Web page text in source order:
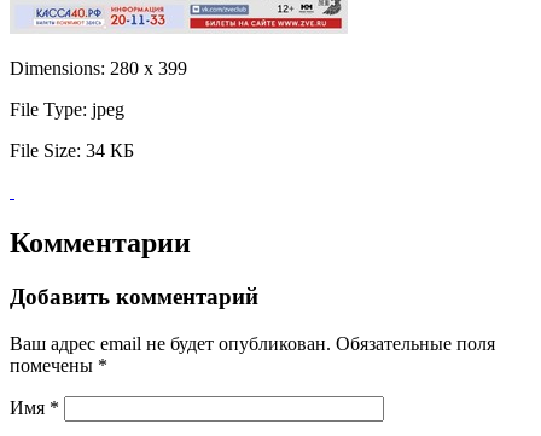
Dimensions: 280 x 399
File Type: jpeg
File Size: 34 КБ
Комментарии
Добавить комментарий
Ваш адрес email не будет опубликован. Обязательные поля
помечены *
Имя *